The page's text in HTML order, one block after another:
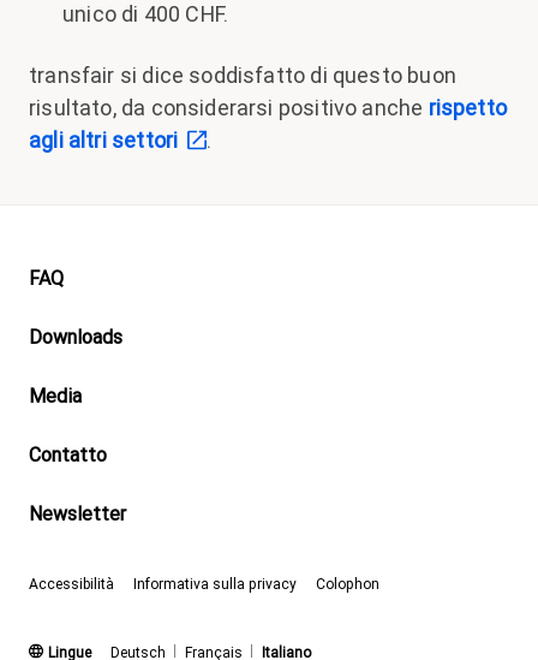
unico di 400 CHF.
transfair si dice soddisfatto di questo buon
risultato, da considerarsi positivo anche rispetto
agli altri settori
.
Footer
FAQ
Downloads
Media
Contatto
Newsletter
Accessibilità Informativa sulla privacy Colophon
Lingue Deutsch Français Italiano